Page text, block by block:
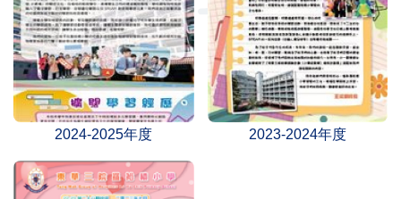
2024-2025年度 2023-2024年度